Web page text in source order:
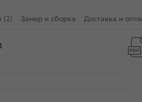
(2) Замер и сборка Доставка и